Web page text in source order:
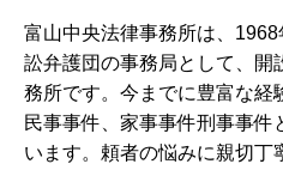
富山中央法律事務所は、
訟弁護団の事務局として、開
務所です。今までに豊富な経
民事事件、家事事件刑事事件
います。頼者の悩みに親切丁